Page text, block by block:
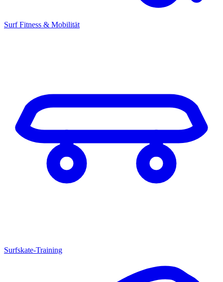
Surf Fitness & Mobilität
Surfskate-Training